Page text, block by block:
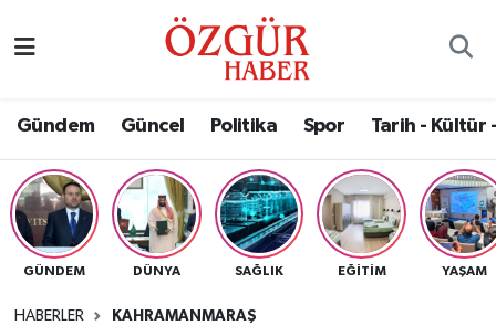
Gündem Güncel Politika Spor Tarih - Kültür
GÜNDEM DÜNYA SAĞLIK EĞITIM YAŞAM
HABERLER KAHRAMANMARAŞ
Eğitim
Ekonomi
Güncel
Nöbetçi Eczaneler
Namaz Vakitleri
Trafik Durumu
Süper Lig Puan Durumu ve Fikstür